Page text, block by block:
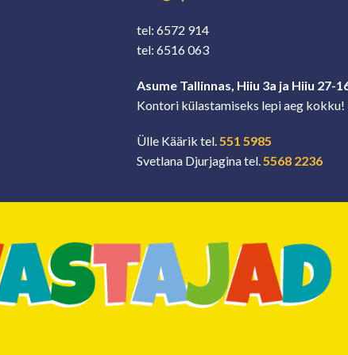
tel: 6572 914
tel: 6516 063
Asume Tallinnas, Hiiu 3a ja Hiiu 27-
Kontori külastamiseks lepi aeg kokku!
Ülle Käärik tel.551 5985
Svetlana Djurjagina tel.5568 2236